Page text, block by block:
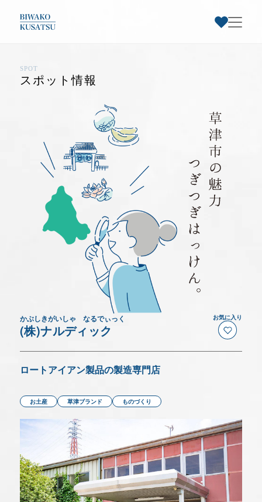
SPOT
スポット情報
かぶしきがいしゃ なるでぃっく
(株)ナルディック
お気に入り
ロートアイアン製品の製造専門店
お土産 草津ブランド ものづくり
お気に入りスポット一覧
お気に入り登録された
スポットはありません
お気に入りのスポットを登録すると、
いつでもこの画面でチェックできます。
草津市早わかり
草津市特集
スポット情報
お知らせ・イベント
デジタルパンフレット
モデルコース
Language(Sightseeing)
バス駐車場予約について
事業者の皆さま(会員・旅行会社など)へ